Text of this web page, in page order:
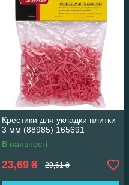
Крестики для укладки плитки
3 мм (88985) 165691
В наявності
23,69 ₴ 29,61 ₴